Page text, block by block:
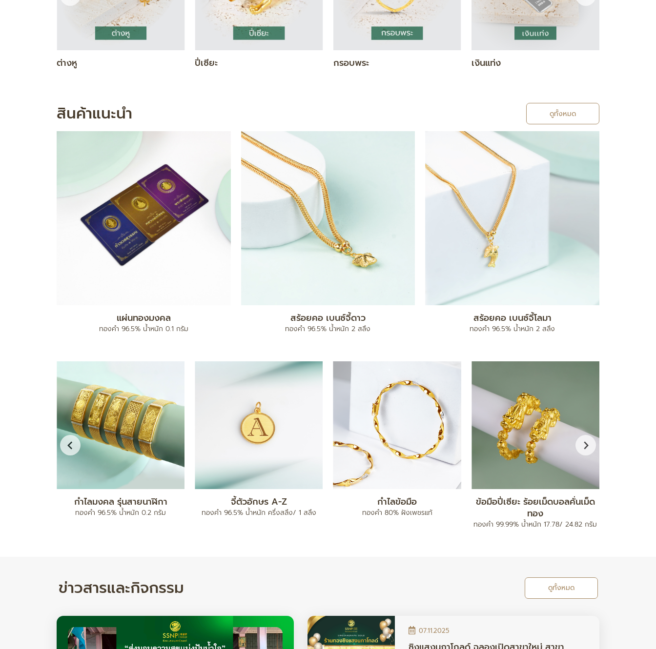
DIAMOND GOLD SET ทองคำแท่ง สร้อยคอ กำไล / สร้อยข้อมือ
สินค้าแนะนำ ดูทั้งหมด
แผ่นทองมงคล
ทองคำ 96.5% น้ำหนัก 0.1 กรัม
สร้อยคอ เบนซ์จี้ดาว
ทองคำ 96.5% น้ำหนัก 2 สลึง
สร้อยคอ เบนซ์จี้โลมา
ทองคำ 96.5% น้ำหนัก 2 สลึง
สร้อยข้อมือ เบนซ์มีนาปะคำจี้หัวใจ
ทองคำ 96.5% น้ำหนัก 2 สลึง
แหวน เต่าไป๊
ทองคำ 96.5% น้ำหนัก ครึ่งสลึง / 1 สลึง /
ทองคำแท่ง 5 บาท
ทองคำ 96.5% น้ำหนัก 5 บาท
กำไลมงคล รุ่นสายนาฬิกา
ทองคำ 96.5% น้ำหนัก 0.2 กรัม
ข่าวสารและกิจกรรม ดูทั้งหมด
07.11.2025